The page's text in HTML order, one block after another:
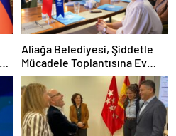
Aliağa Belediyesi, Şiddetle
Mücadele Toplantısına Ev
Sahipliği Yaptı